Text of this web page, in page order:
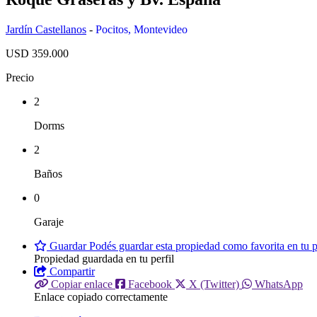
Jardín Castellanos - Pocitos, Montevideo
USD 359.000
Precio
2
Dorms
2
Baños
0
Garaje
GuardarPodés guardar esta propiedad como favorita en tu
Propiedad guardada en tu perfil
Compartir
Copiar enlace
Facebook X (Twitter)
WhatsApp
Enlace copiado correctamente